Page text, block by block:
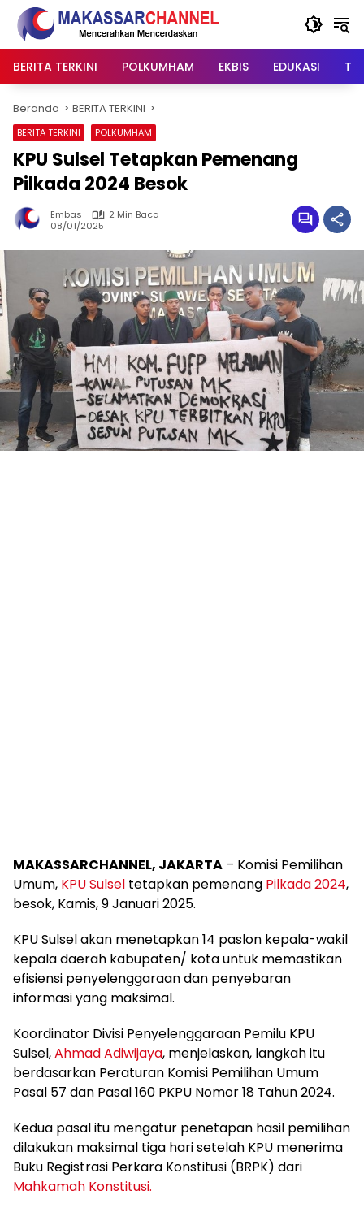
Langsung
konten
BERITA TERKINI
POLKUMHAM EKBIS EDUKASI
Beranda BERITA TERKINI
BERITA TERKINI POLKUMHAM
KPU Sulsel Tetapkan Pemenang
Pilkada 2024 Besok
Embas
2 Min Baca
08/01/2025
MAKASSARCHANNEL, JAKARTA – Komisi Pemilihan
Umum, KPU Sulsel tetapkan pemenang Pilkada 2024,
besok, Kamis, 9 Januari 2025.
KPU Sulsel akan menetapkan 14 paslon kepala-wakil
kepala daerah kabupaten/ kota untuk memastikan
efisiensi penyelenggaraan dan penyebaran
informasi yang maksimal.
Koordinator Divisi Penyelenggaraan Pemilu KPU
Sulsel,Ahmad Adiwijaya, menjelaskan, langkah itu
berdasarkan Peraturan Komisi Pemilihan Umum
Pasal 57 dan Pasal 160 PKPU Nomor 18 Tahun 2024.
Kedua pasal itu mengatur penetapan hasil pemilihan
dilakukan maksimal tiga hari setelah KPU menerima
Buku Registrasi Perkara Konstitusi (BRPK) dari
Mahkamah Konstitusi.